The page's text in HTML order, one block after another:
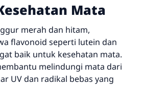
Mata
merah dan hitam,
flavonoid seperti lutein dan
baik untuk kesehatan mata.
melindungi mata dari
UV dan radikal bebas yang